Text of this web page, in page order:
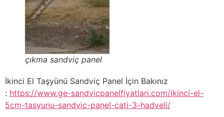
çıkma sandviç panel
İkinci El Taşyünü Sandviç Panel İçin Bakınız
: https://www.ge-sandvicpanelfiyatlari.com/ikinci-el-
5cm-tasyunu-sandvic-panel-cati-3-hadveli/